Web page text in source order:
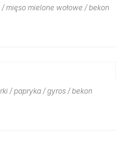
mięso mielone wołowe / bekon
/ papryka / gyros / bekon